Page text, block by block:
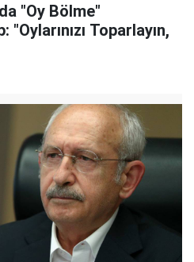
"Oy Bölme"
"Oylarınızı Toparlayın,